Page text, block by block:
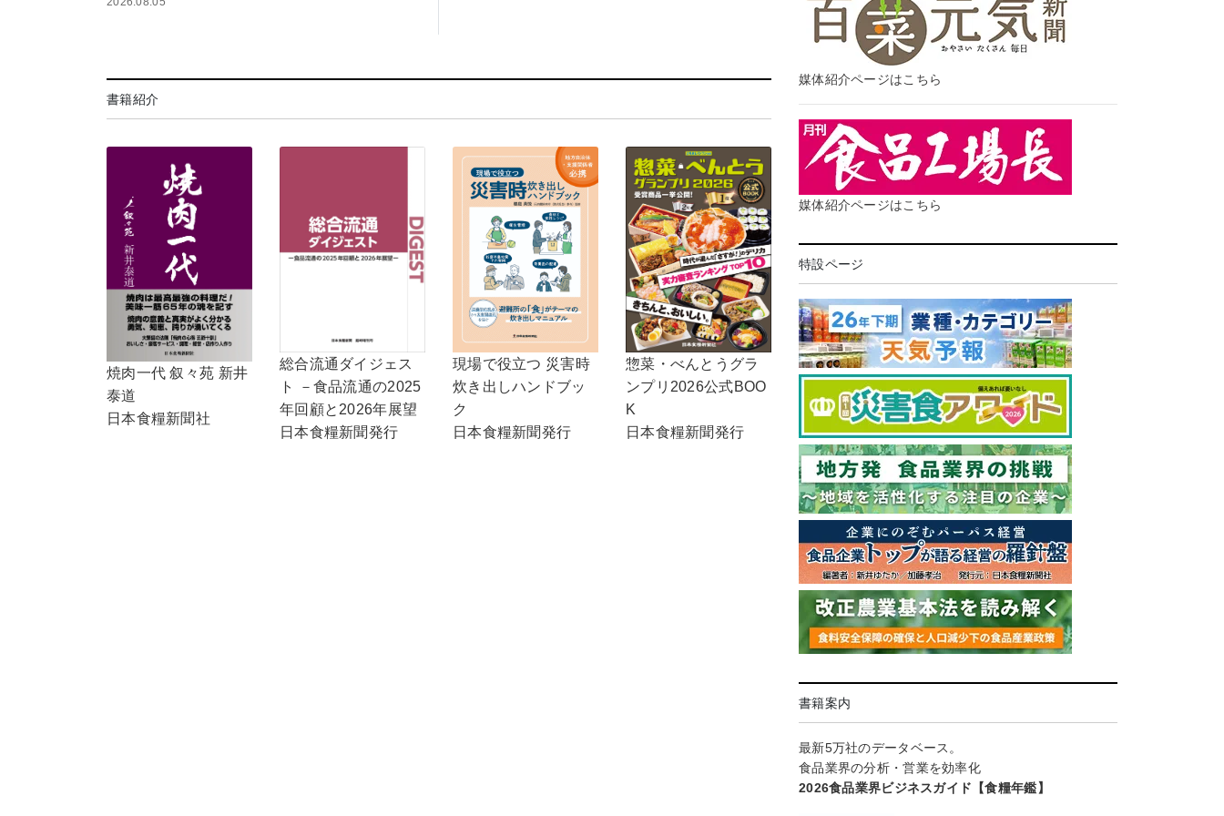
書籍紹介
焼肉一代 叙々苑 新井
泰道
日本食糧新聞社
総合流通ダイジェス
ト －食品流通の2025
年回顧と2026年展望
日本食糧新聞発行
現場で役立つ 災害時
炊き出しハンドブッ
ク
日本食糧新聞発行
惣菜・べんとうグラ
ンプリ2026公式BOO
K
日本食糧新聞発行
媒体紹介ページはこちら
媒体紹介ページはこちら
特設ページ
書籍案内
最新5万社のデータベース。
食品業界の分析・営業を効率化
2026食品業界ビジネスガイド【食糧年鑑】